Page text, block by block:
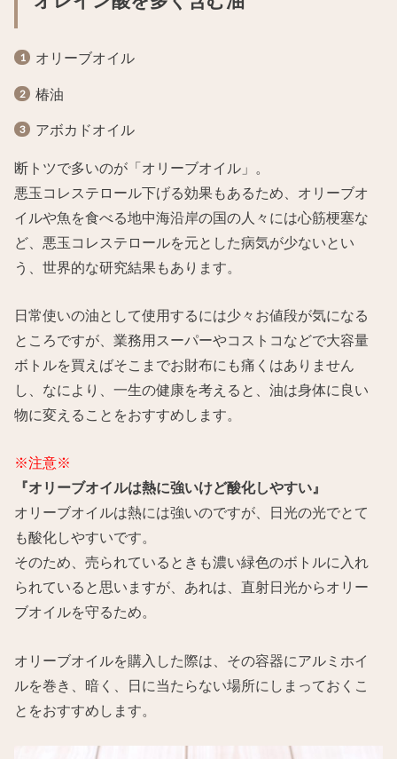
オリーブオイル
椿油
アボカドオイル
断トツで多いのが「オリーブオイル」。
悪玉コレステロール下げる効果もあるため、オリーブオ
イルや魚を食べる地中海沿岸の国の人々には心筋梗塞な
ど、悪玉コレステロールを元とした病気が少ないとい
う、世界的な研究結果もあります。
日常使いの油として使用するには少々お値段が気になる
ところですが、業務用スーパーやコストコなどで大容量
ボトルを買えばそこまでお財布にも痛くはありません
し、なにより、一生の健康を考えると、油は身体に良い
物に変えることをおすすめします。
※注意※
『オリーブオイルは熱に強いけど酸化しやすい』
オリーブオイルは熱には強いのですが、日光の光でとて
も酸化しやすいです。
そのため、売られているときも濃い緑色のボトルに入れ
られていると思いますが、あれは、直射日光からオリー
ブオイルを守るため。
オリーブオイルを購入した際は、その容器にアルミホイ
ルを巻き、暗く、日に当たらない場所にしまっておくこ
とをおすすめします。